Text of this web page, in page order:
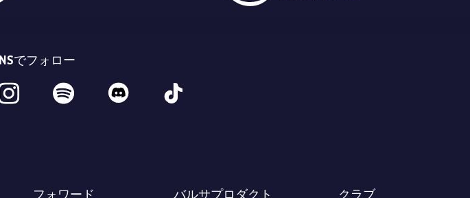
でフォロー
spotify discord tiktok
フォワード バルサプロダクト クラブ